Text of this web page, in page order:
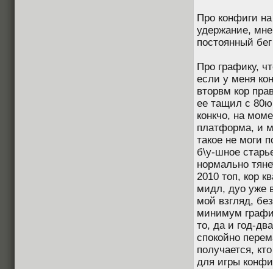
Про конфиги
удержание,
постоянный
Про графику,
если у меня
вторвм кор
ее тащил с
конкчо, на
платформа, и
такое не моги
б\у-шное
нормально
2010 топ, кор
мидл, дуо уже
мой взгляд,
минимум
то, да и год-
спокойно
получается,
для игры